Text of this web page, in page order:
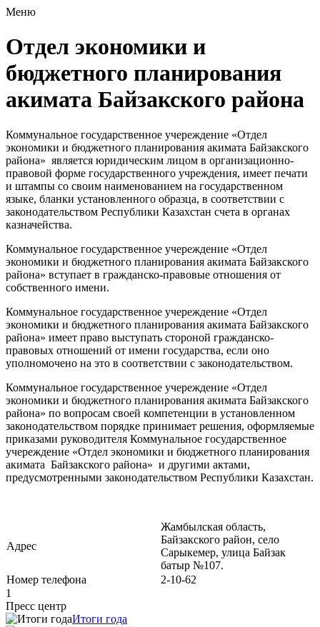
Меню
Отдел экономики и
бюджетного планирования
акимата Байзакского района
Коммунальное государственное учереждение «Отдел
экономики и бюджетного планирования акимата Байзакского
района» является юридическим лицом в организационно-
правовой форме государственного учреждения, имеет печати
и штампы со своим наименованием на государственном
языке, бланки установленного образца, в соответствии с
законодательством Республики Казахстан счета в органах
казначейства.
Коммунальное государственное учереждение «Отдел
экономики и бюджетного планирования акимата Байзакского
района» вступает в гражданско-правовые отношения от
собственного имени.
Коммунальное государственное учереждение «Отдел
экономики и бюджетного планирования акимата Байзакского
района» имеет право выступать стороной гражданско-
правовых отношений от имени государства, если оно
уполномочено на это в соответствии с законодательством.
Коммунальное государственное учереждение «Отдел
экономики и бюджетного планирования акимата Байзакского
района» по вопросам своей компетенции в установленном
законодательством порядке принимает решения, оформляемые
приказами руководителя Коммунальное государственное
учереждение «Отдел экономики и бюджетного планирования
акимата Байзакского района» и другими актами,
предусмотренными законодательством Республики Казахстан.
Адрес
Жамбылская область,
Байзакского район, село
Сарыкемер, улица Байзак
батыр №107.
Номер телефона
2-10-62
1
Пресс центр
Итоги года